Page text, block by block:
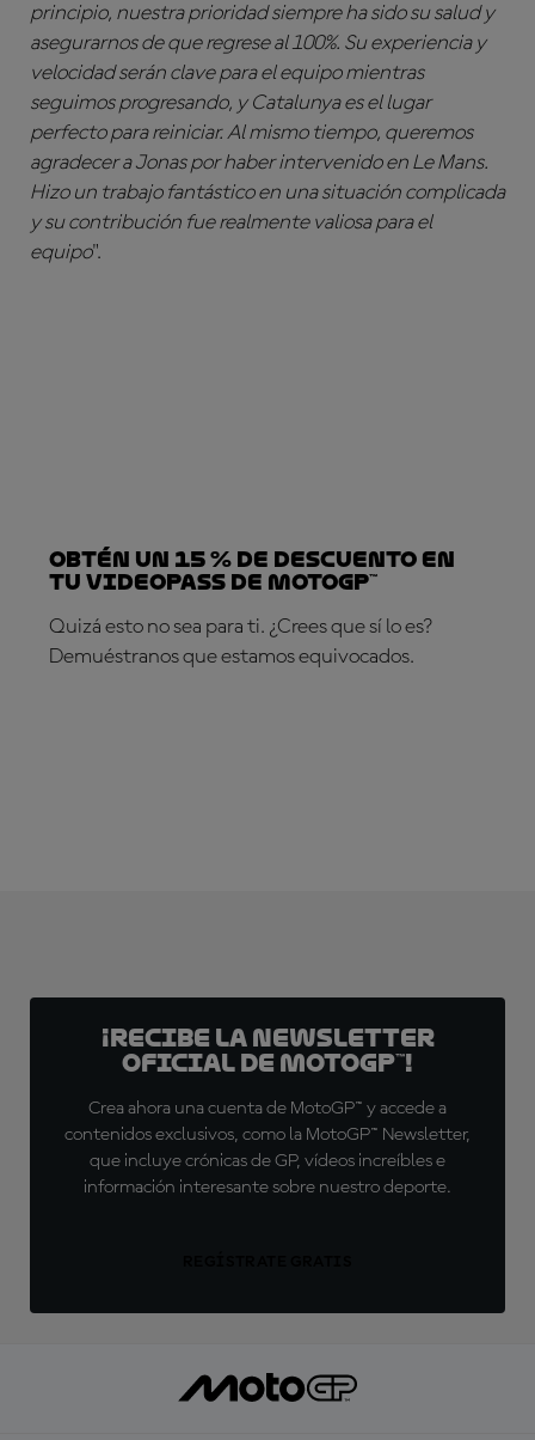
principio, nuestra prioridad siempre ha sido su salud y
asegurarnos de que regrese al 100%. Su experiencia y
velocidad serán clave para el equipo mientras
seguimos progresando, y Catalunya es el lugar
perfecto para reiniciar. Al mismo tiempo, queremos
agradecer a Jonas por haber intervenido en Le Mans.
Hizo un trabajo fantástico en una situación complicada
y su contribución fue realmente valiosa para el
equipo".
Obtén un 15 % de descuento en
tu VideoPass de MotoGP™
Quizá esto no sea para ti. ¿Crees que sí lo es?
Demuéstranos que estamos equivocados.
¡Recibe la Newsletter
oficial de MotoGP™!
Crea ahora una cuenta de MotoGP™ y accede a
contenidos exclusivos, como la MotoGP™ Newsletter,
que incluye crónicas de GP, vídeos increíbles e
información interesante sobre nuestro deporte.